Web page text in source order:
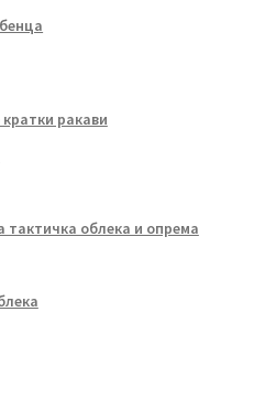
ракави
тактичка облека и опрема